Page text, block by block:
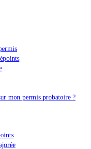
mon permis probatoire ?